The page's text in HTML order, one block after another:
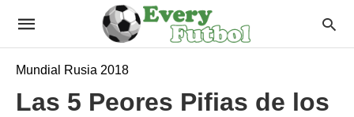
Mundial Rusia 2018
Las 5 Peores Pifias de los